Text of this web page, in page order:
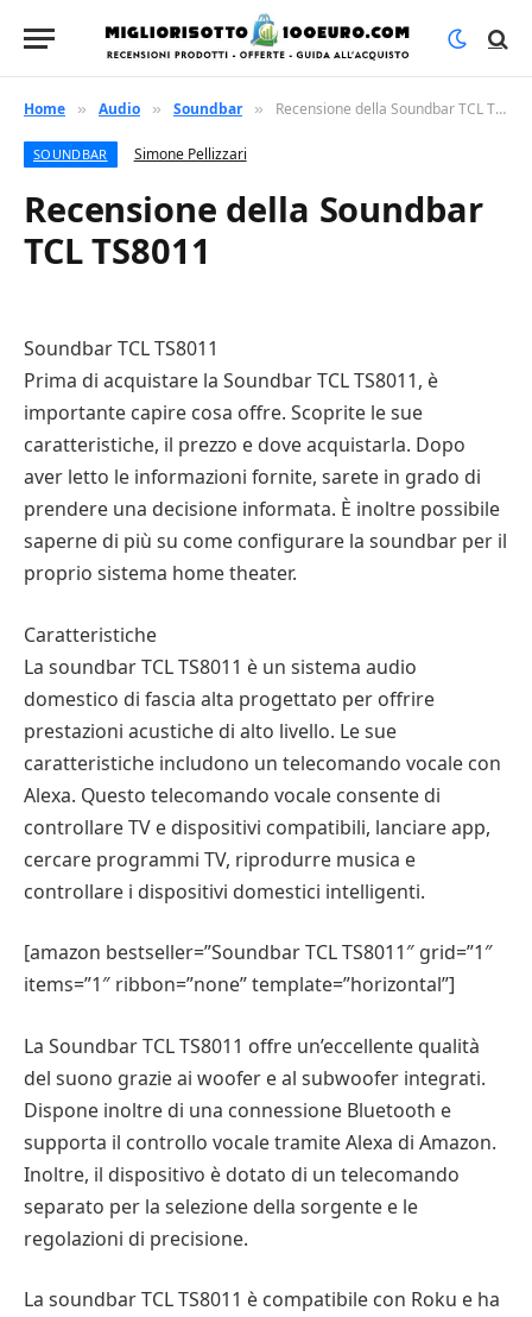
Home » Audio » Soundbar » Recensione della Soundbar TCL TS8011
SOUNDBAR Simone Pellizzari
Recensione della Soundbar
TCL TS8011
Soundbar TCL TS8011
Prima di acquistare la Soundbar TCL TS8011, è
importante capire cosa offre. Scoprite le sue
caratteristiche, il prezzo e dove acquistarla. Dopo
aver letto le informazioni fornite, sarete in grado di
prendere una decisione informata. È inoltre possibile
saperne di più su come configurare la soundbar per il
proprio sistema home theater.
Caratteristiche
La soundbar TCL TS8011 è un sistema audio
domestico di fascia alta progettato per offrire
prestazioni acustiche di alto livello. Le sue
caratteristiche includono un telecomando vocale con
Alexa. Questo telecomando vocale consente di
controllare TV e dispositivi compatibili, lanciare app,
cercare programmi TV, riprodurre musica e
controllare i dispositivi domestici intelligenti.
[amazon bestseller=”Soundbar TCL TS8011″ grid=”1″
items=”1″ ribbon=”none” template=”horizontal”]
La Soundbar TCL TS8011 offre un’eccellente qualità
del suono grazie ai woofer e al subwoofer integrati.
Dispone inoltre di una connessione Bluetooth e
supporta il controllo vocale tramite Alexa di Amazon.
Inoltre, il dispositivo è dotato di un telecomando
separato per la selezione della sorgente e le
regolazioni di precisione.
La soundbar TCL TS8011 è compatibile con Roku e ha